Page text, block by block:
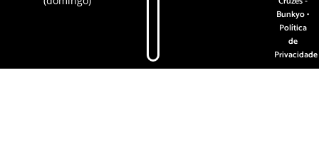
Bunkyo •
Política
de
Privacidade